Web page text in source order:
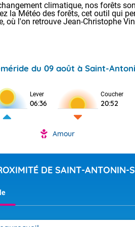
Pour la
Tendance
climatique, nos forêts
la Météo des forêts, cet outil qui
où l'on retrouve Jean-Christophe
du 09 août à Saint-
Lever
06:36
Coucher
20:52
Amour
DE SAINT-ANTONIN-
Voici les
: 12/27 Paris
Aujourd'hui
Temps
Drôme